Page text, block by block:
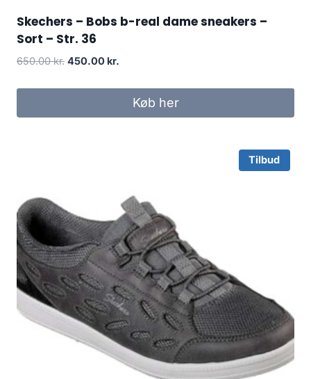
Skechers – Bobs b-real dame sneakers –
Sort – Str. 36
650.00kr. Original
was:
450.00 kr.
is:
450.00 kr..
Køb her
Tilbud